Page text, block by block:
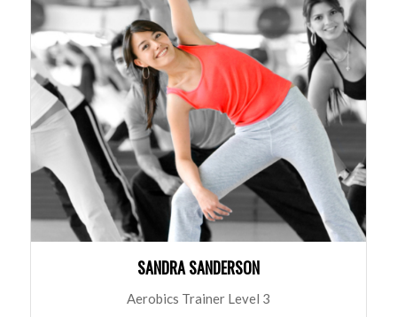
SANDRA SANDERSON
Aerobics Trainer Level 3